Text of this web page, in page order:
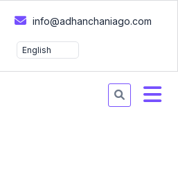
info@adhanchaniago.com